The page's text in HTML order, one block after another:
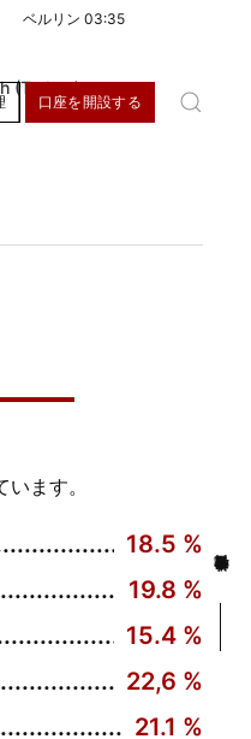
ベルリン 03:35
口座を開設する
ます。
18.5 %
19.8 %
15.4 %
22,6 %
21.1 %